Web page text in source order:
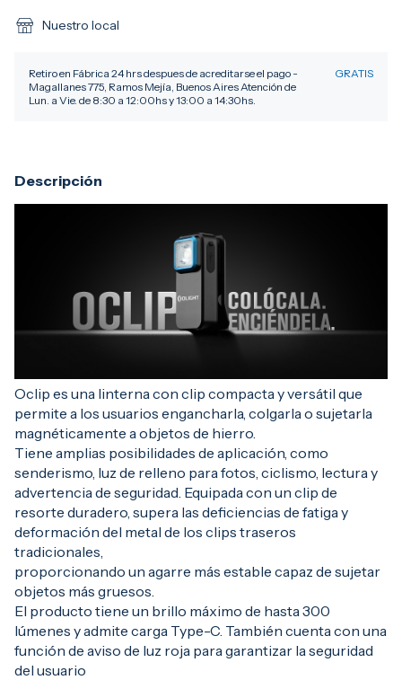
Nuestro local
Retiro en Fábrica 24 hrs despues de acreditarse el pago -
Magallanes 775, Ramos Mejía, Buenos Aires Atención de
Lun. a Vie. de 8:30 a 12:00hs y 13:00 a 14:30hs.
GRATIS
Descripción
Oclip es una linterna con clip compacta y versátil que
permite a los usuarios engancharla, colgarla o sujetarla
magnéticamente a objetos de hierro.
Tiene amplias posibilidades de aplicación, como
senderismo, luz de relleno para fotos, ciclismo, lectura y
advertencia de seguridad. Equipada con un clip de
resorte duradero, supera las deficiencias de fatiga y
deformación del metal de los clips traseros
tradicionales,
proporcionando un agarre más estable capaz de sujetar
objetos más gruesos.
El producto tiene un brillo máximo de hasta 300
lúmenes y admite carga Type-C. También cuenta con una
función de aviso de luz roja para garantizar la seguridad
del usuario